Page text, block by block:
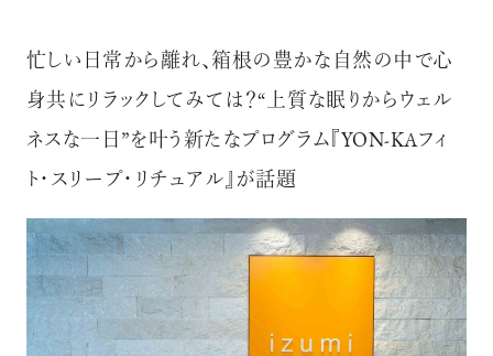
LIFESTYLE
FOLLOW US
って楽しみながら、進化するソーシャルに寄り添いたい。
何かに縛られていた時間から解き放たれつつある世代の
情報をさらに充実し、より速やかに、活用できる
「AdvancedClub」会員組織を設けました。
「AdvancedClub」会員に登録すると、プレゼント応募情報
の一覧、プレミアムな会員限定イベント、ブランドのエクス
クルーシブアイテムの紹介など、特別なコンテンツ情報を
メールマガジンでお届け致します。更に『AdvancedTime』
忙しい日常から離れ、箱根の豊かな自然の中で心
身共にリラックしてみては？“上質な眠りからウェル
ネスな一日”を叶う新たなプログラム『YON-KAフィ
ト・スリープ・リチュアル』が話題